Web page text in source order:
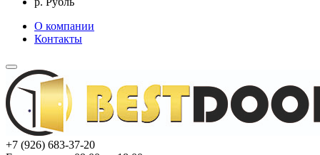
О компании
Контакты
+7 (926) 683-37-20